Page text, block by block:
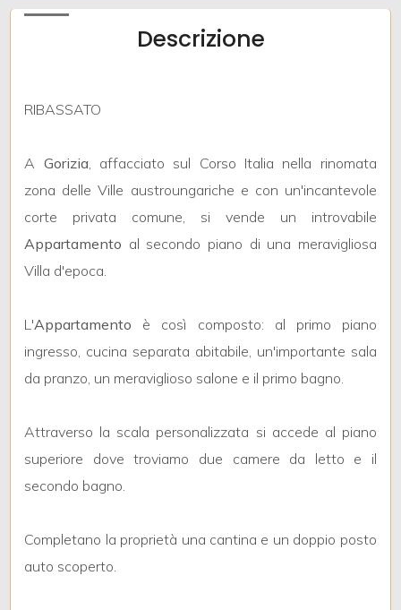
Descrizione
RIBASSATO
A Gorizia, affacciato sul Corso Italia nella rinomata
zona delle Ville austroungariche e con un'incantevole
corte privata comune, si vende un introvabile
Appartamento al secondo piano di una meravigliosa
Villa d'epoca.
L'Appartamento è così composto: al primo piano
ingresso, cucina separata abitabile, un'importante sala
da pranzo, un meraviglioso salone e il primo bagno.
Attraverso la scala personalizzata si accede al piano
superiore dove troviamo due camere da letto e il
secondo bagno.
Completano la proprietà una cantina e un doppio posto
auto scoperto.
mq
Locali
Qualsiasi
2
4
5+